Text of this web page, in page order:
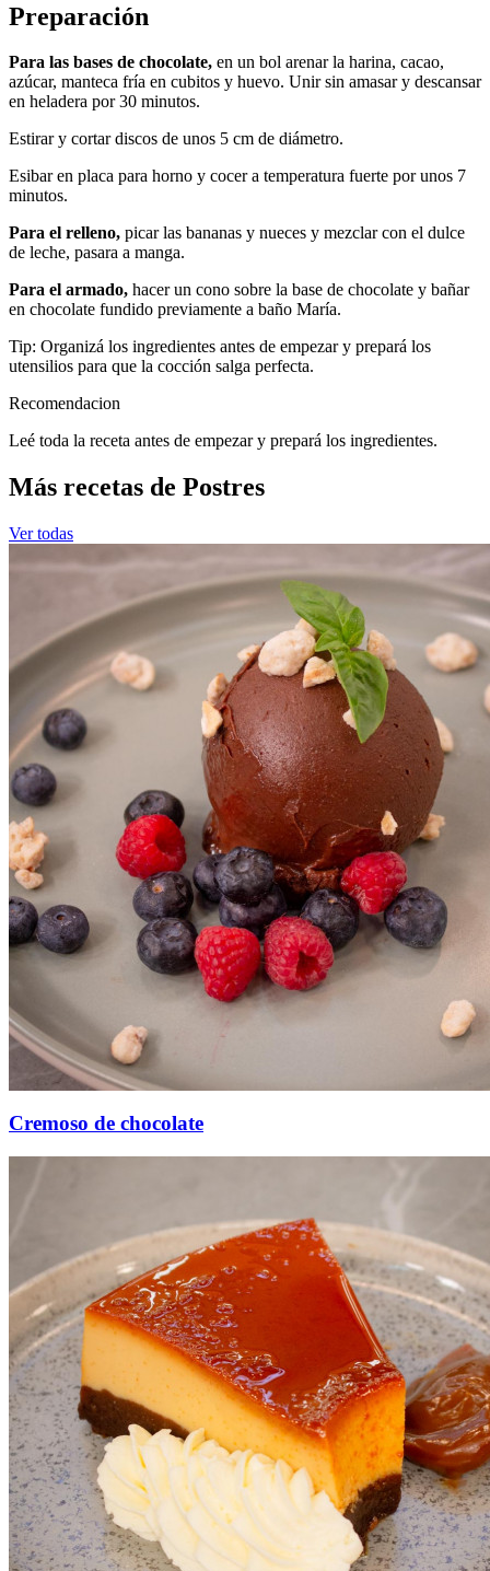
Preparación
Para las bases de chocolate, en un bol arenar la harina, cacao,
azúcar, manteca fría en cubitos y huevo. Unir sin amasar y descansar
en heladera por 30 minutos.
Estirar y cortar discos de unos 5 cm de diámetro.
Esibar en placa para horno y cocer a temperatura fuerte por unos 7
minutos.
Para el relleno, picar las bananas y nueces y mezclar con el dulce
de leche, pasara a manga.
Para el armado, hacer un cono sobre la base de chocolate y bañar
en chocolate fundido previamente a baño María.
Tip: Organizá los ingredientes antes de empezar y prepará los
utensilios para que la cocción salga perfecta.
Recomendacion
Leé toda la receta antes de empezar y prepará los ingredientes.
Más recetas de Postres
Ver todas
Cremoso de chocolate